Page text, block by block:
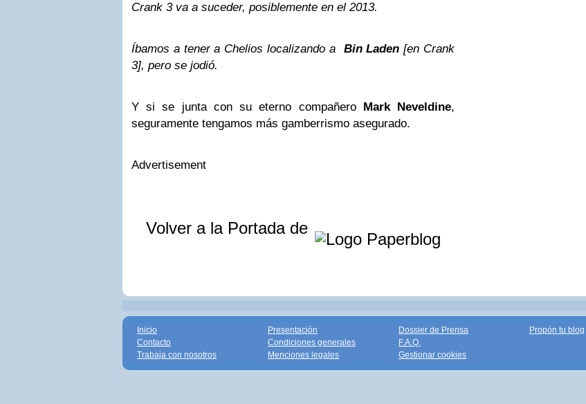
Crank 3 va a suceder, posiblemente en el 2013.
Íbamos a tener a Chelios localizando a Bin Laden [en Crank
3], pero se jodió.
Y si se junta con su eterno compañero Mark Neveldine,
seguramente tengamos más gamberrismo asegurado.
Advertisement
Volver a la Portada de
Inicio
Contacto
Trabaja con nosotros
Presentación
Condiciones generales
Menciones legales
Dossier de Prensa
F.A.Q.
Gestionar cookies
Propón tu blog